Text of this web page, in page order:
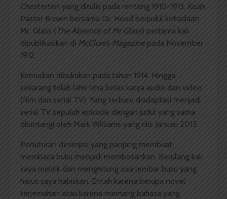
Chesterton yang ditulis pada rentang 1910-1913. Kisah
Pastor Brown bersama Dr. Hood berjudul ketiadaan
Mr. Glass ( The Absence of Mr Glass) pertama kali
dipublikasikan di McClure’s Magazine pada November
1912.
Kemudian dibukukan pada tahun 1914. Hingga
sekarang telah lahir lima belas karya audio dan video
(film dan serial TV). Yang terbaru diadaptasi menjadi
serial TV sepuluh episode dengan judul yang sama
dibintangi oleh Mark Williams yang rilis Januari 2013.
Penuturan deskripsi yang panjang membuat
membaca buku menjadi membosankan. Berulang kali
saya melirik dan menghitung sisa lembar buku yang
harus saya habiskan. Entah karena berupa novel
terjemahan atau karena memang bahasa yang